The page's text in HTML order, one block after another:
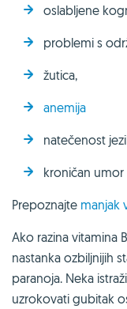
oslabljene
problemi s
žutica,
anemija
natečenost
kroničan umor
Prepoznajte manjak
Ako razina vitamina
nastanka ozbiljnijih
paranoja. Neka
uzrokovati gubitak